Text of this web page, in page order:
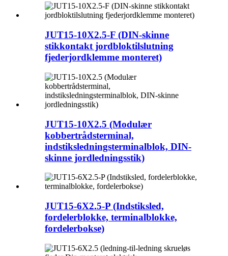
JUT15-10X2.5-F (DIN-skinne
stikkontakt jordbloktilslutning
fjederjordklemme monteret)
JUT15-10X2.5 (Modulær
kobbertrådsterminal,
indstiksledningsterminalblok, DIN-
skinne jordledningsstik)
JUT15-6X2.5-P (Indstiksled,
fordelerblokke, terminalblokke,
fordelerbokse)